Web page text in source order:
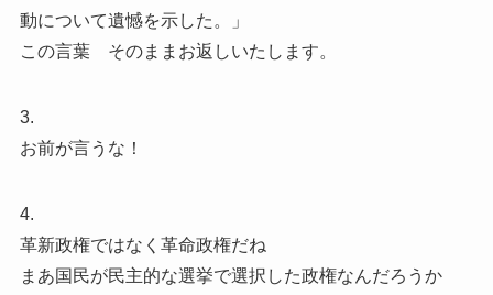
動について遺憾を示した。」
この言葉 そのままお返しいたします。
3.
お前が言うな！
4.
革新政権ではなく革命政権だね
まあ国民が民主的な選挙で選択した政権なんだろうか